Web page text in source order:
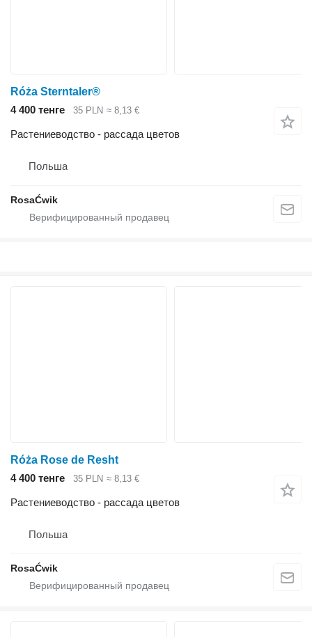
Róża Sterntaler®
4 400 тенге
35 PLN ≈ 8,13 €
Растениеводство - рассада цветов
Польша
RosaĆwik
Róża Rose de Resht
4 400 тенге
35 PLN ≈ 8,13 €
Растениеводство - рассада цветов
Польша
RosaĆwik